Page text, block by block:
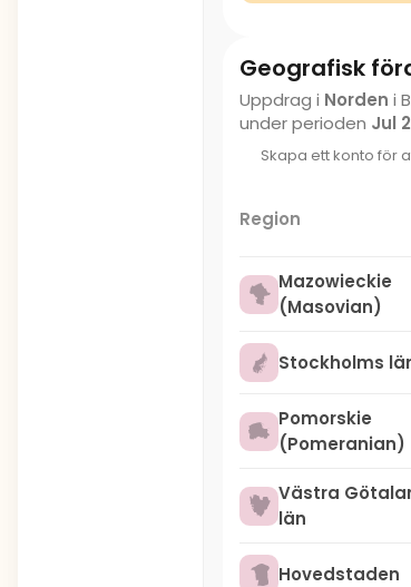
Geografisk
Uppdrag i Norden i
under perioden Jul
Skapa ett konto för
Region
Mazowieckie
(Masovian)
Stockholms
Pomorskie
(Pomeranian)
Västra
län
Hovedstaden